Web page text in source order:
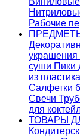
Рабочие
украшения
суши Пики
из пластика
Салфетки
Свечи
для
ТОВАРЫ